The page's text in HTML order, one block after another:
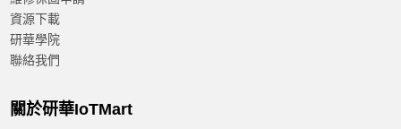
資源下載
研華學院
聯絡我們
關於研華IoTMart